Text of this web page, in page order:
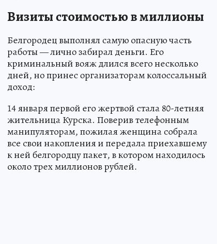
Визиты стоимостью в миллионы
Белгородец выполнял самую опасную часть
работы — лично забирал деньги. Его
криминальный вояж длился всего несколько
дней, но принес организаторам колоссальный
доход:
14 января первой его жертвой стала 80-летняя
жительница Курска. Поверив телефонным
манипуляторам, пожилая женщина собрала
все свои накопления и передала приехавшему
к ней белгородцу пакет, в котором находилось
около трех миллионов рублей.